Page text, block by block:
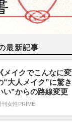
最新記事
《メイクでこんなに
“大人メイク”に驚
い”からの路線変更
刊女性PRIME